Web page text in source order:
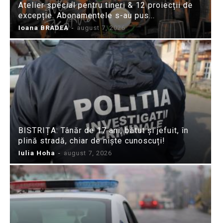
Atelier special pentru tineri & 12 proiecții de
excepție. Abonamentele s-au pus...
Ioana BRADEA - august 7, 2026
BISTRIȚA: Tânăr de 17 ani, bătut și jefuit, în
plină stradă, chiar de niște cunoscuți!
Iulia Hoha - august 7, 2026